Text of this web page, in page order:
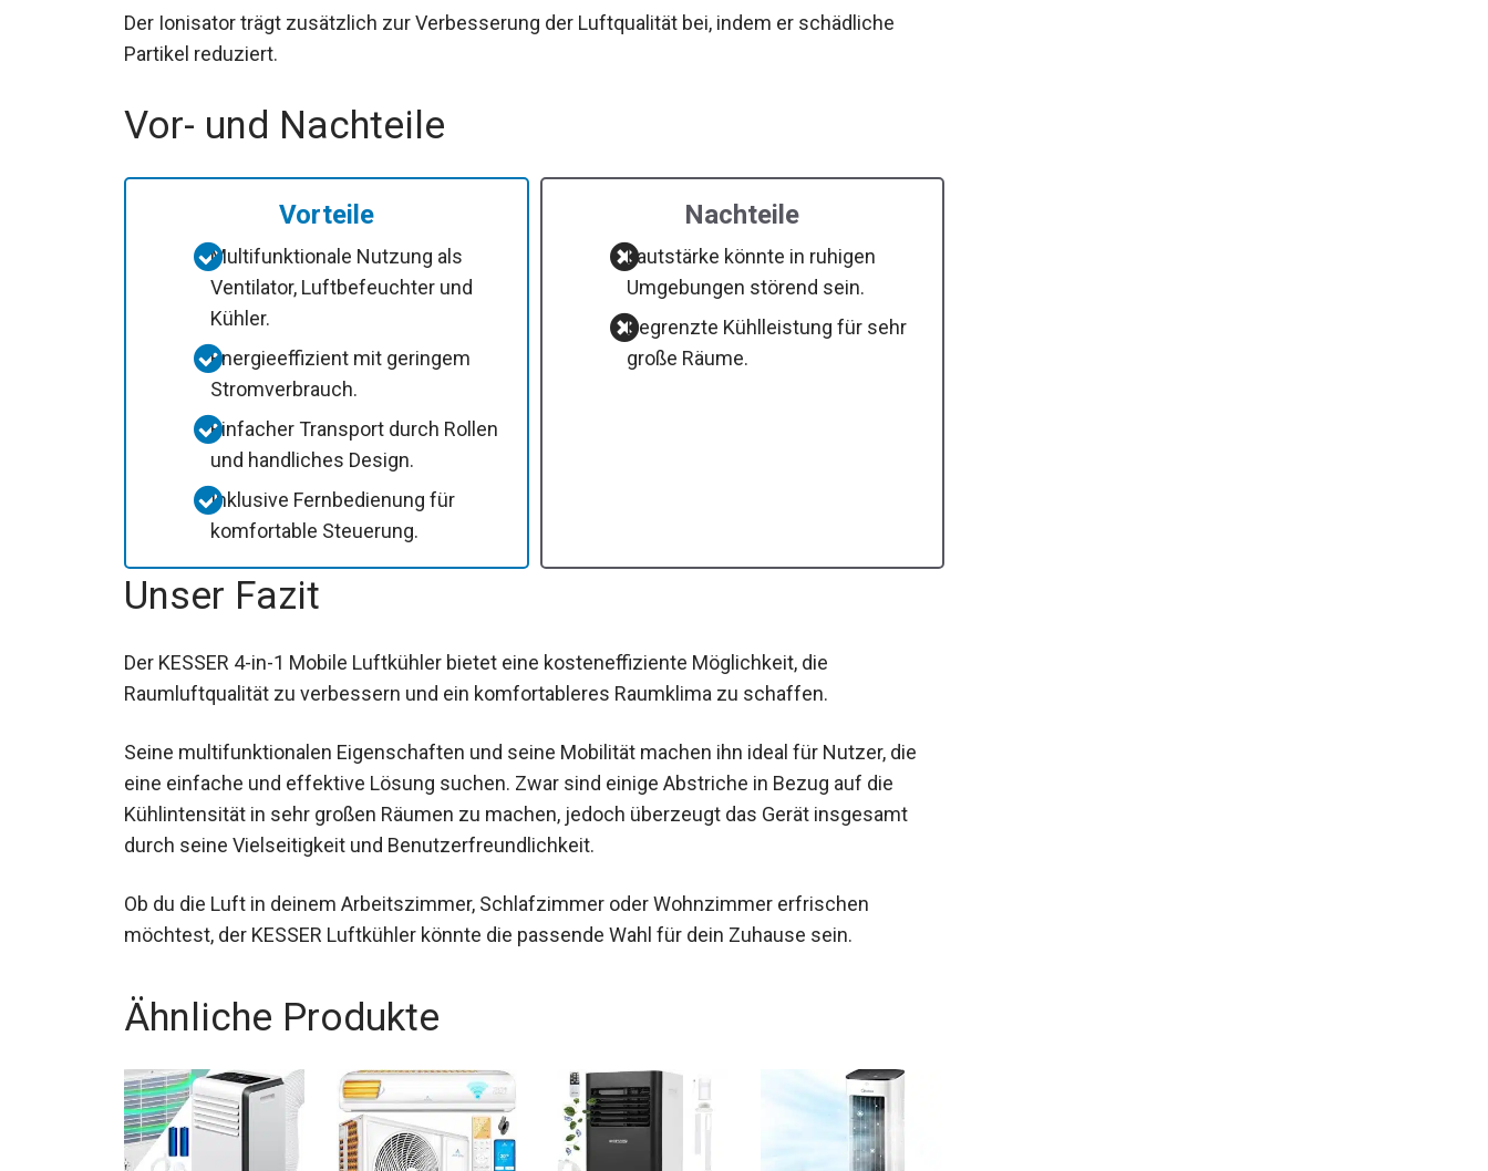
Der Ionisator trägt zusätzlich zur Verbesserung der Luftqualität bei, indem er schädliche
Partikel reduziert.
Vor- und Nachteile
Vorteile
Multifunktionale Nutzung als
Ventilator, Luftbefeuchter und
Kühler.
Energieeffizient mit geringem
Stromverbrauch.
Einfacher Transport durch Rollen
und handliches Design.
Inklusive Fernbedienung für
komfortable Steuerung.
Nachteile
Lautstärke könnte in ruhigen
Umgebungen störend sein.
Begrenzte Kühlleistung für sehr
große Räume.
Unser Fazit
Der KESSER 4-in-1 Mobile Luftkühler bietet eine kosteneffiziente Möglichkeit, die
Raumluftqualität zu verbessern und ein komfortableres Raumklima zu schaffen.
Seine multifunktionalen Eigenschaften und seine Mobilität machen ihn ideal für Nutzer, die
eine einfache und effektive Lösung suchen. Zwar sind einige Abstriche in Bezug auf die
Kühlintensität in sehr großen Räumen zu machen, jedoch überzeugt das Gerät insgesamt
durch seine Vielseitigkeit und Benutzerfreundlichkeit.
Ob du die Luft in deinem Arbeitszimmer, Schlafzimmer oder Wohnzimmer erfrischen
möchtest, der KESSER Luftkühler könnte die passende Wahl für dein Zuhause sein.
Ähnliche Produkte